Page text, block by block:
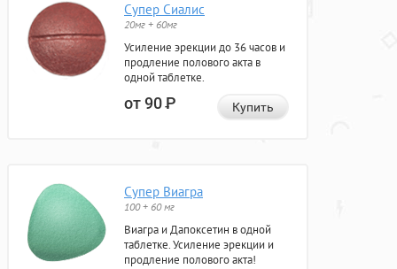
Супер Сиалис
20мг + 60мг
Усиление эрекции до 36 часов и
продление полового акта в
одной таблетке.
от 90Р Купить
Супер Виагра
100 + 60 мг
Виагра и Дапоксетин в одной
таблетке. Усиление эрекции и
продление полового акта!